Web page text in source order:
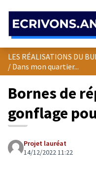
/ Dans mon quartier...
Bornes de
gonflage
Projet lauréat
14/12/2022 11:22